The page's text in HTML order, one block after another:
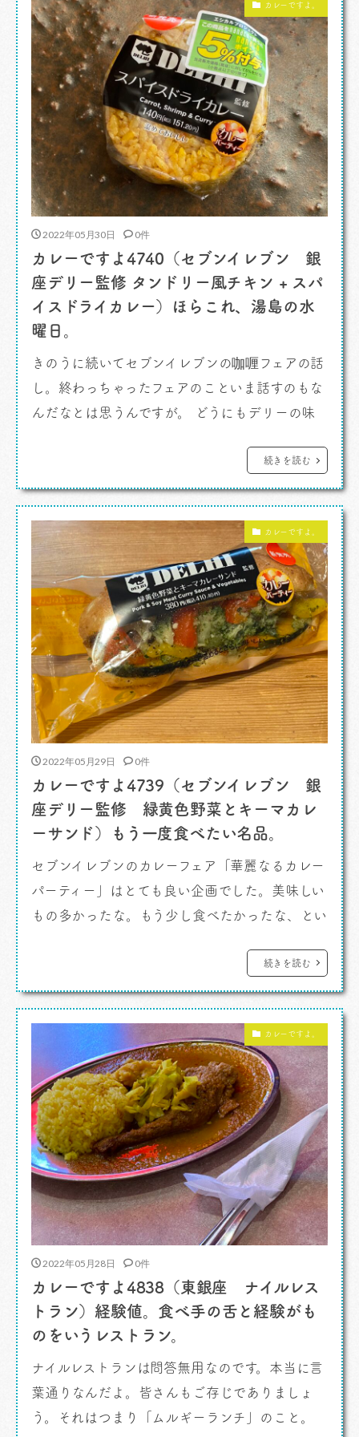
でした。 そんなわけで、 「 […]
カレーですよ。
2022年05月30日 0件
カレーですよ4740（セブンイレブン 銀
座デリー監修 タンドリー風チキン + スパ
イスドライカレー）ほらこれ、湯島の水
曜日。
きのうに続いてセブンイレブンの咖喱フェアの話
し。終わっちゃったフェアのこといま話すのもな
んだなとは思うんですが。 どうにもデリーの味
社長のことを尊敬していること、本店がカレース
タンドスタイルであること、進化をやめないこ
ルマがものすごく好き。 カレーですよ。
[…]
続きを読む
カレーですよ。
2022年05月29日 0件
カレーですよ4739（セブンイレブン 銀
座デリー監修 緑黄色野菜とキーマカレ
ーサンド）もう一度食べたい名品。
セブンイレブンのカレーフェア「華麗なるカレー
パーティー」はとても良い企画でした。美味しい
もの多かったな。もう少し食べたかったな、とい
ェアはもう終わったタイミングでしたが（2022
年4月6日（水）～4月18日（月）だったかな）、
ーよかった。このサンドイッチもよ […]
続きを読む
カレーですよ。
2022年05月28日 0件
カレーですよ4838（東銀座 ナイルレス
トラン）経験値。食べ手の舌と経験がも
のをいうレストラン。
ナイルレストランは問答無用なのです。本当に言
葉通りなんだよ。皆さんもご存じでありましょ
う。それはつまり「ムルギーランチ」のこと。